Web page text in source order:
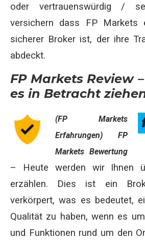
oder vertrauenswürdig /
versichern dass FP Markets
sicherer Broker ist, der ihre
abdeckt.
FP Markets Review
es in Betracht
(FP Markets
Erfahrungen) FP
Markets Bewertung
– Heute werden wir Ihnen
erzählen. Dies ist ein
verkörpert, was es bedeutet,
Qualität zu haben, wenn es
und Funktionen rund um den